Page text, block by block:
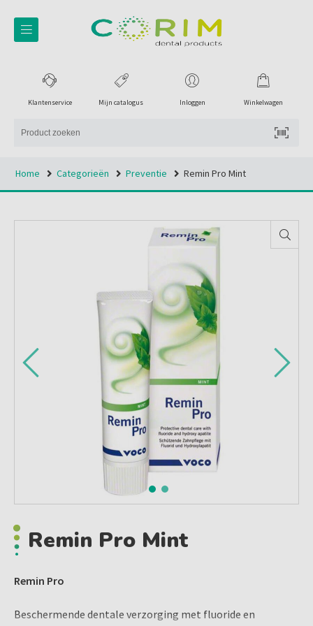
Winkelwagen
Inloggen
Mijn catalogus
Klantenservice
Home Categorieën Preventie Remin Pro Mint
Remin Pro Mint
Remin Pro
Beschermende dentale verzorging met fluoride en